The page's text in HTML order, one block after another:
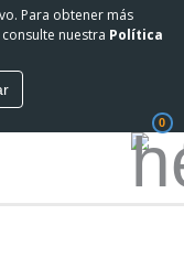
Para obtener más
nuestra Política
0